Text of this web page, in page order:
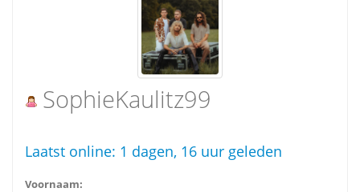
SophieKaulitz99
Laatst online: 1 dagen, 16 uur geleden
Voornaam: